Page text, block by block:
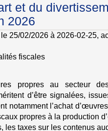
et du
2026
25/02/2026 à 2026-02-25,
fiscales
propres au secteur
d’être signalées,
notamment l’achat
propres à la production
les taxes sur les contenus